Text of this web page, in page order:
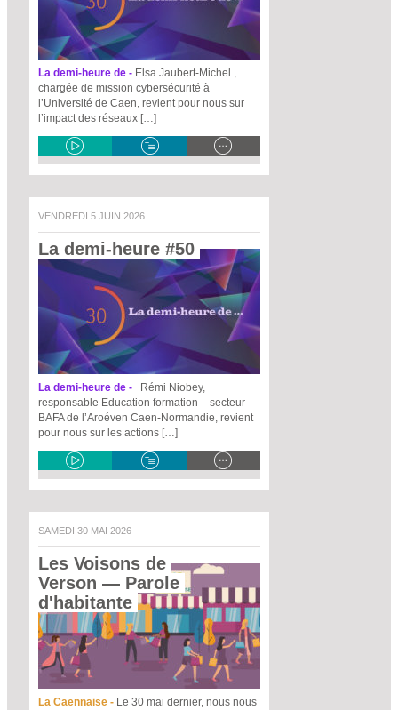
La demi-heure de - Elsa Jaubert-Michel ,
chargée de mission cybersécurité à
l’Université de Caen, revient pour nous sur
l’impact des réseaux […]
VENDREDI 5 JUIN 2026
La demi-heure #50
La demi-heure de -
Rémi Niobey,
responsable Education formation – secteur
BAFA de l’Aroéven Caen-Normandie, revient
pour nous sur les actions […]
SAMEDI 30 MAI 2026
Les Voisons de
Verson — Parole
d'habitante
La Caennaise - Le 30 mai dernier, nous nous